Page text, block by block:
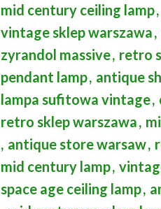
mid century ceiling lamp,
vintage sklep warszawa,
zyrandol massive, retro
pendant lamp, antique
lampa sufitowa vintage,
retro sklep warszawa,
, antique store warsaw,
mid century lamp,
space age ceiling lamp,